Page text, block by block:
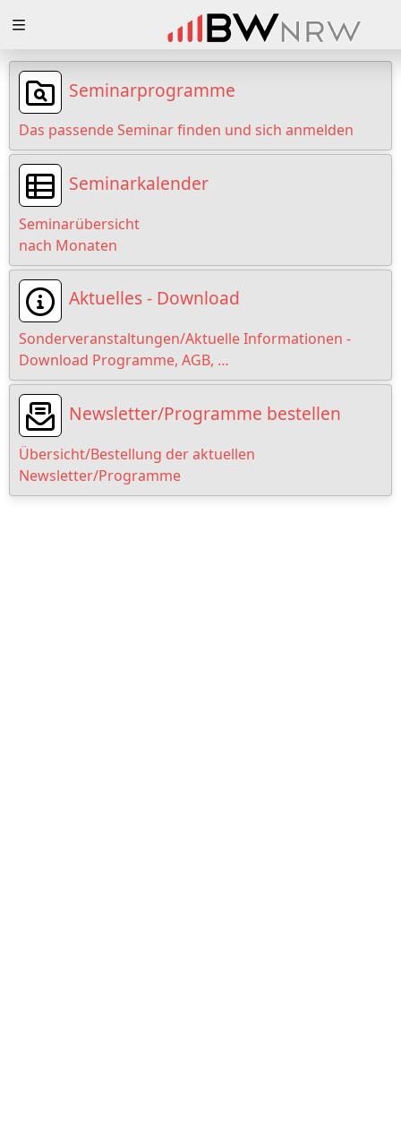
Loading
Loading
Loading
Loading
Loading
Loading
Seminarprogramme
Das passende Seminar finden und sich anmelden
Seminarkalender
Seminarübersicht
nach Monaten
Aktuelles - Download
Sonderveranstaltungen/Aktuelle Informationen -
Download Programme, AGB, …
Newsletter/Programme bestellen
Übersicht/Bestellung der aktuellen
Newsletter/Programme